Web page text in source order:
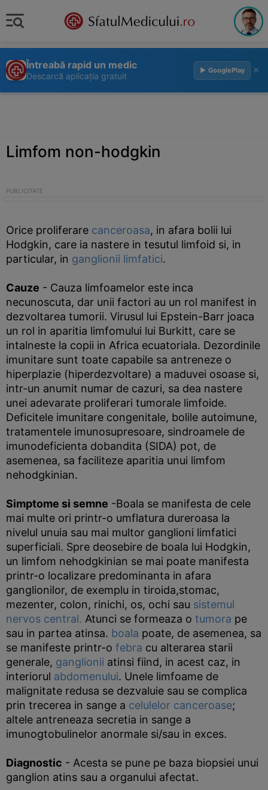
Întreabă rapid un medic
Descarcă aplicația gratuit
▶ GooglePlay ×
Limfom non-hodgkin
Orice proliferare canceroasa, in afara bolii lui
Hodgkin, care ia nastere in tesutul limfoid si, in
particular, in ganglionii limfatici.
Cauze - Cauza limfoamelor este inca
necunoscuta, dar unii factori au un rol manifest in
dezvoltarea tumorii. Virusul lui Epstein-Barr joaca
un rol in aparitia limfomului lui Burkitt, care se
intalneste la copii in Africa ecuatoriala. Dezordinile
imunitare sunt toate capabile sa antreneze o
hiperplazie (hiperdezvoltare) a maduvei osoase si,
intr-un anumit numar de cazuri, sa dea nastere
unei adevarate proliferari tumorale limfoide.
Deficitele imunitare congenitale, bolile autoimune,
tratamentele imunosupresoare, sindroamele de
imunodeficienta dobandita (SIDA) pot, de
asemenea, sa faciliteze aparitia unui limfom
nehodgkinian.
Simptome si semne -Boala se manifesta de cele
mai multe ori printr-o umflatura dureroasa la
nivelul unuia sau mai multor ganglioni limfatici
superficiali. Spre deosebire de boala lui Hodgkin,
un limfom nehodgkinian se mai poate manifesta
printr-o localizare predominanta in afara
ganglionilor, de exemplu in tiroida,stomac,
mezenter, colon, rinichi, os, ochi sau sistemul
nervos central. Atunci se formeaza o tumora pe
sau in partea atinsa. boala poate, de asemenea, sa
se manifeste printr-o febra cu alterarea starii
generale, ganglionii atinsi fiind, in acest caz, in
interiorul abdomenului. Unele limfoame de
malignitate redusa se dezvaluie sau se complica
prin trecerea in sange a celulelor canceroase;
altele antreneaza secretia in sange a
imunogtobulinelor anormale si/sau in exces.
Diagnostic - Acesta se pune pe baza biopsiei unui
ganglion atins sau a organului afectat.